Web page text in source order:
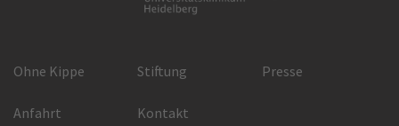
Ohne Kippe Stiftung Presse
Anfahrt Kontakt